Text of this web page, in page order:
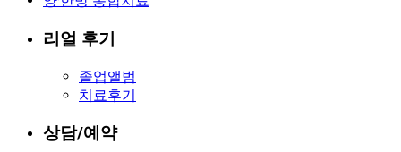
리얼 후기
졸업앨범
치료후기
상담/예약